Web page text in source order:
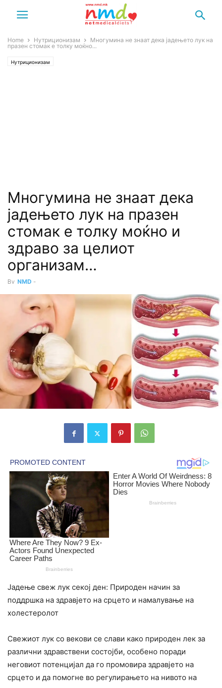
Home Нутриционизам
Многумина не знаат дека јадењето лук на
празен стомак е толку моќно...
Нутриционизам
Многумина не знаат дека
јадењето лук на празен
стомак е толку моќно и
здраво за целиот
организам…
By NMD -
Јадење свеж лук секој ден: Природен начин за
поддршка на здравјето на срцето и намалување на
холестеролот
Свежиот лук со векови се слави како природен лек за
различни здравствени состојби, особено поради
неговиот потенцијал да го промовира здравјето на
срцето и да помогне во регулирањето на нивото на